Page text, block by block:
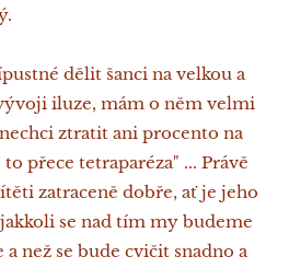
dělit šanci na velkou a
iluze, mám o něm velmi
ztratit ani procento na
přece tetraparéza" ... Právě
zatraceně dobře, ať je jeho
se nad tím my budeme
než se bude cvičit snadno a